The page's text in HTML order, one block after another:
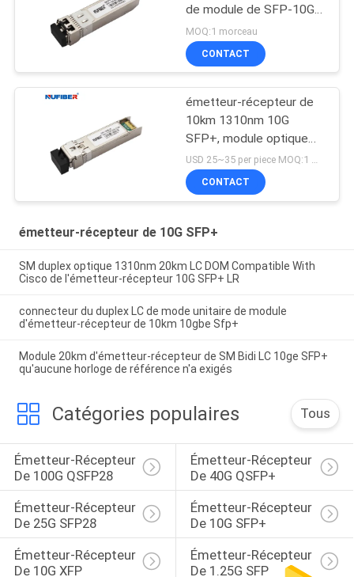
de module de SFP-10G-
SR Sfp+
MOQ:1 morceau
CONTACT
émetteur-récepteur de
10km 1310nm 10G
SFP+, module optique
d'émetteur-récepteur de
LC DDM
USD 25~35 per piece MOQ:1 morceau
CONTACT
émetteur-récepteur de 10G SFP+
SM duplex optique 1310nm 20km LC DOM Compatible With
Cisco de l'émetteur-récepteur 10G SFP+ LR
connecteur du duplex LC de mode unitaire de module
d'émetteur-récepteur de 10km 10gbe Sfp+
Module 20km d'émetteur-récepteur de SM Bidi LC 10ge SFP+
qu'aucune horloge de référence n'a exigés
Catégories populaires Tous
Émetteur-Récepteur
De 100G QSFP28
Émetteur-Récepteur
De 40G QSFP+
Émetteur-Récepteur
De 25G SFP28
Émetteur-Récepteur
De 10G SFP+
Émetteur-Récepteur
De 10G XFP
Émetteur-Récepteur
De 1.25G SFP